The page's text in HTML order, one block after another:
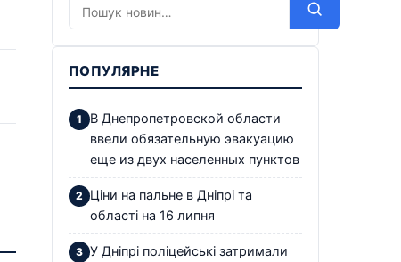
ПОПУЛЯРНЕ
В Днепропетровской области
ввели обязательную эвакуацию
еще из двух населенных пунктов
Ціни на пальне в Дніпрі та
області на 16 липня
У Дніпрі поліцейські затримали